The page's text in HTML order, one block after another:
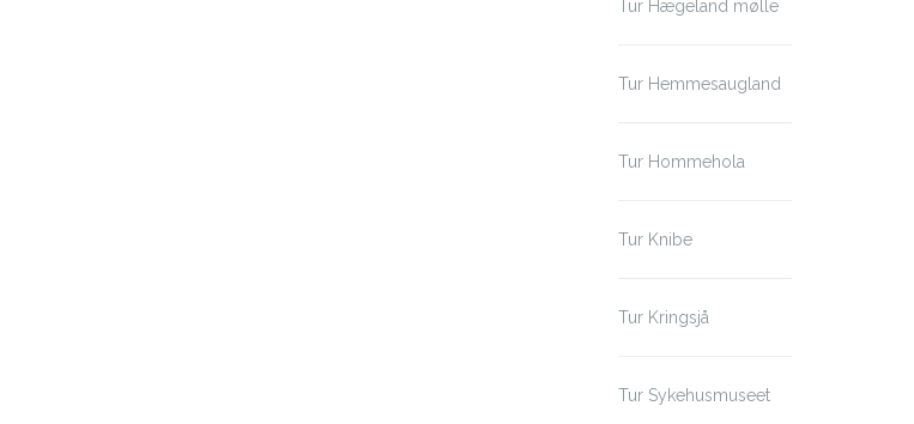
Tur Hægeland mølle
Tur Hemmesaugland
Tur Hommehola
Tur Knibe
Tur Kringsjå
Tur Sykehusmuseet